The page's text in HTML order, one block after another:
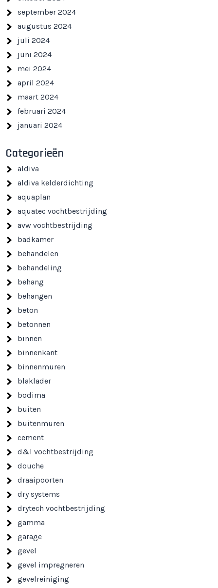
september 2024
augustus 2024
juli 2024
juni 2024
mei 2024
april 2024
maart 2024
februari 2024
januari 2024
Categorieën
aldiva
aldiva kelderdichting
aquaplan
aquatec vochtbestrijding
avw vochtbestrijding
badkamer
behandelen
behandeling
behang
behangen
beton
betonnen
binnen
binnenkant
binnenmuren
blaklader
bodima
buiten
buitenmuren
cement
d&l vochtbestrijding
douche
draaipoorten
dry systems
drytech vochtbestrijding
gamma
garage
gevel
gevel impregneren
gevelreiniging